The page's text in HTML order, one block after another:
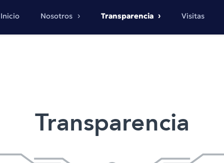
Inicio Nosotros Transparencia Visitas
Transparencia